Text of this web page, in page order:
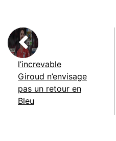
l’increvable
Giroud n’envisage
pas un retour en
Bleu